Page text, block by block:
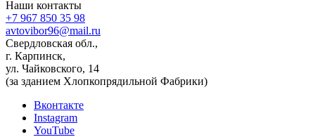
Наши контакты
+7 967 850 35 98
avtovibor96@mail.ru
Свердловская обл.,
г. Карпинск,
ул. Чайковского, 14
(за зданием Хлопкопрядильной Фабрики)
Вконтакте
Instagram
YouTube